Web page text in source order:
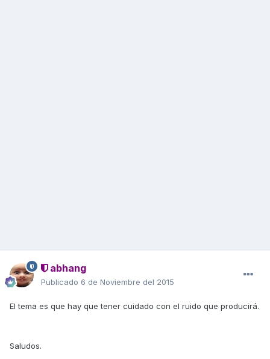
abhang
Publicado 6 de Noviembre del 2015
El tema es que hay que tener cuidado con el ruido que producirá.
Saludos.